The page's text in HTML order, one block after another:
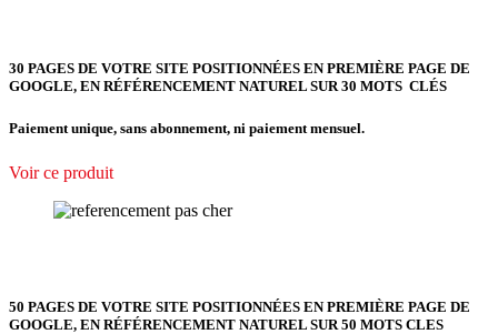
30 PAGES DE VOTRE SITE POSITIONNÉES EN PREMIÈRE PAGE DE
GOOGLE, EN RÉFÉRENCEMENT NATUREL SUR 30 MOTS CLÉS
Paiement unique, sans abonnement, ni paiement mensuel.
Voir ce produit
50 PAGES DE VOTRE SITE POSITIONNÉES EN PREMIÈRE PAGE DE
GOOGLE, EN RÉFÉRENCEMENT NATUREL SUR 50 MOTS CLES